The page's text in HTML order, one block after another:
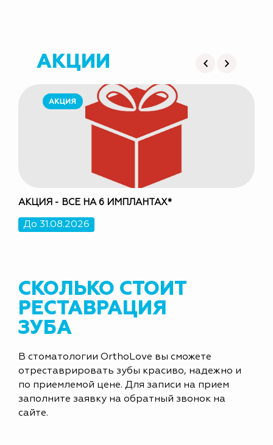
АКЦИИ
АКЦИЯ - ВСЕ НА 6 ИМПЛАНТАХ*
До 31.08.2026
СКОЛЬКО СТОИТ
РЕСТАВРАЦИЯ
ЗУБА
В стоматологии OrthoLove вы сможете
отреставрировать зубы красиво, надежно и
по приемлемой цене. Для записи на прием
заполните заявку на обратный звонок на
сайте.